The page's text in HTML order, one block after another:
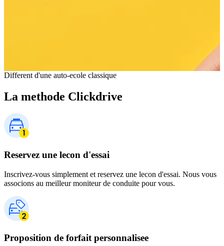
Different d'une auto-ecole classique
La methode Clickdrive
Reservez une lecon d'essai
Inscrivez-vous simplement et reservez une lecon d'essai. Nous vous
associons au meilleur moniteur de conduite pour vous.
Proposition de forfait personnalisee